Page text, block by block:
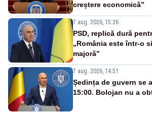
creștere economică”
7 aug. 2026, 15:26
PSD, replică dură
„România este într-o
majoră”
7 aug. 2026, 14:51
Ședința de guvern se
15:00. Bolojan nu a